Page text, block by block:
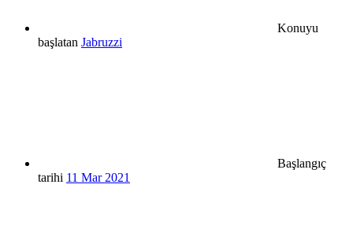
Konuyu
başlatan Jabruzzi
Başlangıç
tarihi 11 Mar 2021